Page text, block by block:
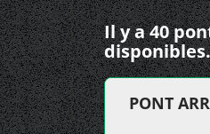
Il y a 40
disponibles.
PONT